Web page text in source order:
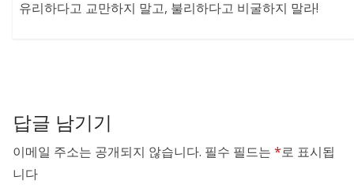
유리하다고 교만하지 말고, 불리하다고 비굴하지 말라!
답글 남기기
이메일 주소는 공개되지 않습니다. 필수 필드는 *로 표시됩
니다